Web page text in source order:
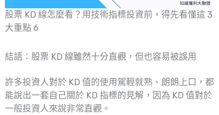
股票 KD 線怎麼看？用技術指標投資前，得先看懂這 3
大重點 6
結語：股票 KD 線雖然十分直觀，但也容易被誤用
許多投資人對於 KD 值的使用駕輕就熟、朗朗上口，都
能說出一套自己關於 KD 指標的見解，因為 KD 值對於
一般投資人來說非常直觀。